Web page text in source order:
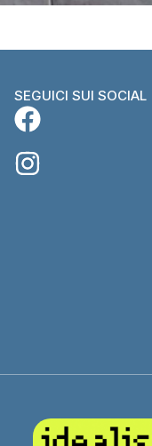
SEGUICI SUI SOCIAL